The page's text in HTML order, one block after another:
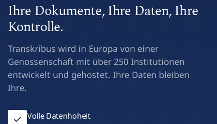
Ihre Dokumente, Ihre Daten, Ihre
Kontrolle.
Transkribus wird in Europa von einer
Genossenschaft mit über 250 Institutionen
entwickelt und gehostet. Ihre Daten bleiben
Ihre.
Volle Datenhoheit